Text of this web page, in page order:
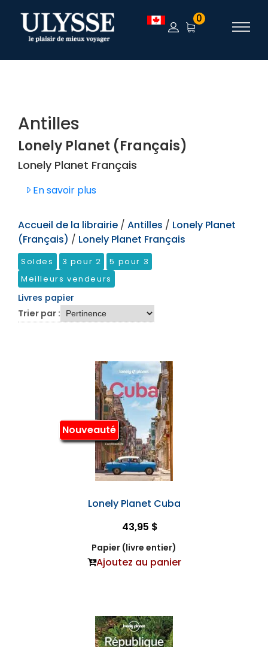
TEST 0
Antilles
Lonely Planet (Français)
Lonely Planet Français
En savoir plus
Accueil de la librairie / Antilles / Lonely Planet
(Français) / Lonely Planet Français
Soldes 3 pour 2
5 pour 3
Meilleurs vendeurs
Livres papier
Trier par :
Nouveauté
Lonely Planet Cuba
43,95 $
Papier (livre entier)
Ajoutez au panier